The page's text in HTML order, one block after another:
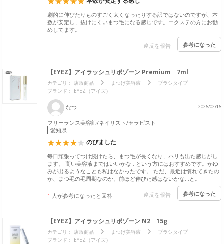
劇的に伸びたりものすごく太くなったりする訳ではないのですが、本
数が安定し、抜けにくいまつ毛になる感じです。エクステの方にお勧
めしてます。
違反を報告 参考になった
【EYEZ】アイラッシュリポゾーン Premium 7ml
カテゴリ： 店販商品 まつげ美容液
ブラシタイプ
ブランド： EYEZ（アイズ）
なつ 2026/02/16
フリーランス美容師/ネイリスト/セラピスト
愛知県
のびました
毎日頑張ってつけ続けたら、まつ毛が長くなり、ハリも出た感じがし
ます。 高い美容液まではいいかな…という方にはおすすめです。かゆ
みが出るようなことも私はなかったです。 ただ、最近は慣れてきたの
か、まつ毛の毛周期なのか、前ほど伸びた感はないかな…と。
1 人が参考になったと回答 違反を報告 参考になった
【EYEZ】アイラッシュリポゾーン N2 15g
カテゴリ： 店販商品 まつげ美容液
ブラシタイプ
ブランド： EYEZ（アイズ）